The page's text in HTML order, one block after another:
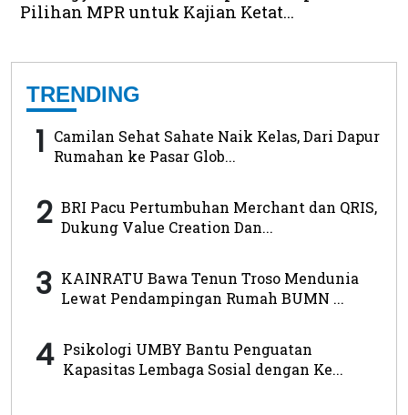
Pilihan MPR untuk Kajian Ketat...
TRENDING
1 Camilan Sehat Sahate Naik Kelas, Dari Dapur
Rumahan ke Pasar Glob...
2 BRI Pacu Pertumbuhan Merchant dan QRIS,
Dukung Value Creation Dan...
3 KAINRATU Bawa Tenun Troso Mendunia
Lewat Pendampingan Rumah BUMN ...
4 Psikologi UMBY Bantu Penguatan
Kapasitas Lembaga Sosial dengan Ke...